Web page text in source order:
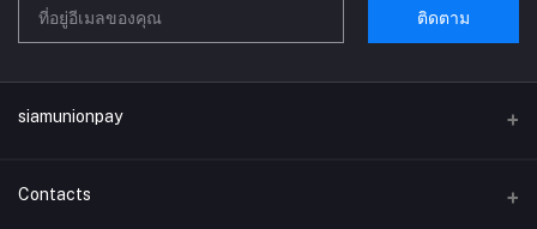
ติดตาม
siamunionpay
Contacts